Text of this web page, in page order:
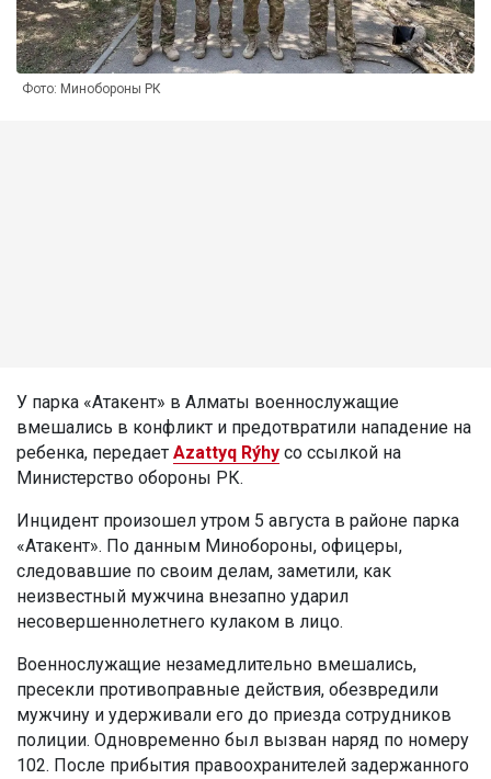
Фото: Минобороны РК
У парка «Атакент» в Алматы военнослужащие
вмешались в конфликт и предотвратили нападение на
ребенка, передает Azattyq Rýhy со ссылкой на
Министерство обороны РК.
Инцидент произошел утром 5 августа в районе парка
«Атакент». По данным Минобороны, офицеры,
следовавшие по своим делам, заметили, как
неизвестный мужчина внезапно ударил
несовершеннолетнего кулаком в лицо.
Военнослужащие незамедлительно вмешались,
пресекли противоправные действия, обезвредили
мужчину и удерживали его до приезда сотрудников
полиции. Одновременно был вызван наряд по номеру
102. После прибытия правоохранителей задержанного